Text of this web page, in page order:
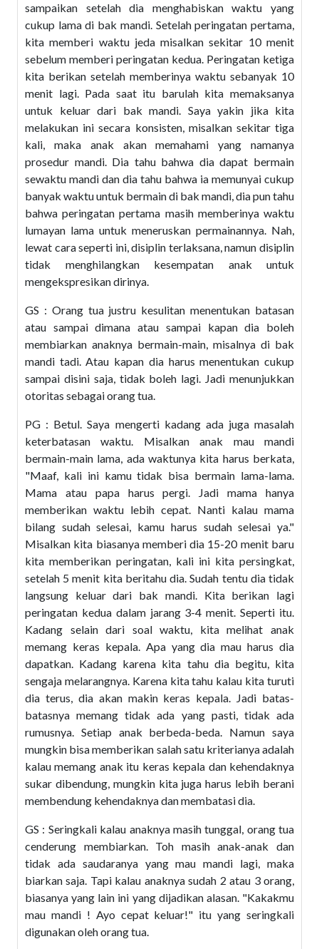
sampaikan setelah dia menghabiskan waktu yang
cukup lama di bak mandi. Setelah peringatan pertama,
kita memberi waktu jeda misalkan sekitar 10 menit
sebelum memberi peringatan kedua. Peringatan ketiga
kita berikan setelah memberinya waktu sebanyak 10
menit lagi. Pada saat itu barulah kita memaksanya
untuk keluar dari bak mandi. Saya yakin jika kita
melakukan ini secara konsisten, misalkan sekitar tiga
kali, maka anak akan memahami yang namanya
prosedur mandi. Dia tahu bahwa dia dapat bermain
sewaktu mandi dan dia tahu bahwa ia memunyai cukup
banyak waktu untuk bermain di bak mandi, dia pun tahu
bahwa peringatan pertama masih memberinya waktu
lumayan lama untuk meneruskan permainannya. Nah,
lewat cara seperti ini, disiplin terlaksana, namun disiplin
tidak menghilangkan kesempatan anak untuk
mengekspresikan dirinya.
GS : Orang tua justru kesulitan menentukan batasan
atau sampai dimana atau sampai kapan dia boleh
membiarkan anaknya bermain-main, misalnya di bak
mandi tadi. Atau kapan dia harus menentukan cukup
sampai disini saja, tidak boleh lagi. Jadi menunjukkan
otoritas sebagai orang tua.
PG : Betul. Saya mengerti kadang ada juga masalah
keterbatasan waktu. Misalkan anak mau mandi
bermain-main lama, ada waktunya kita harus berkata,
"Maaf, kali ini kamu tidak bisa bermain lama-lama.
Mama atau papa harus pergi. Jadi mama hanya
memberikan waktu lebih cepat. Nanti kalau mama
bilang sudah selesai, kamu harus sudah selesai ya."
Misalkan kita biasanya memberi dia 15-20 menit baru
kita memberikan peringatan, kali ini kita persingkat,
setelah 5 menit kita beritahu dia. Sudah tentu dia tidak
langsung keluar dari bak mandi. Kita berikan lagi
peringatan kedua dalam jarang 3-4 menit. Seperti itu.
Kadang selain dari soal waktu, kita melihat anak
memang keras kepala. Apa yang dia mau harus dia
dapatkan. Kadang karena kita tahu dia begitu, kita
sengaja melarangnya. Karena kita tahu kalau kita turuti
dia terus, dia akan makin keras kepala. Jadi batas-
batasnya memang tidak ada yang pasti, tidak ada
rumusnya. Setiap anak berbeda-beda. Namun saya
mungkin bisa memberikan salah satu kriterianya adalah
kalau memang anak itu keras kepala dan kehendaknya
sukar dibendung, mungkin kita juga harus lebih berani
membendung kehendaknya dan membatasi dia.
GS : Seringkali kalau anaknya masih tunggal, orang tua
cenderung membiarkan. Toh masih anak-anak dan
tidak ada saudaranya yang mau mandi lagi, maka
biarkan saja. Tapi kalau anaknya sudah 2 atau 3 orang,
biasanya yang lain ini yang dijadikan alasan. "Kakakmu
mau mandi ! Ayo cepat keluar!" itu yang seringkali
digunakan oleh orang tua.